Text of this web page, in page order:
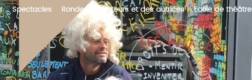
Spectacles Ronde des auteurs et des autrices Ecole de théâtre